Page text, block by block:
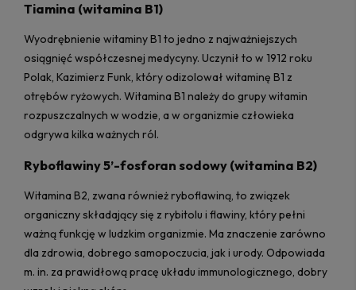
Tiamina (witamina B1)
Wyodrębnienie witaminy B1 to jedno z najważniejszych
osiągnięć współczesnej medycyny. Uczynił to w 1912 roku
Polak, Kazimierz Funk, który odizolował witaminę B1 z
otrębów ryżowych. Witamina B1 należy do grupy witamin
rozpuszczalnych w wodzie, a w organizmie człowieka
odgrywa kilka ważnych ról.
Ryboflawiny 5’-fosforan sodowy (witamina B2)
Witamina B2, zwana również ryboflawiną, to związek
organiczny składający się z rybitolu i flawiny, który pełni
ważną funkcję w ludzkim organizmie. Ma znaczenie zarówno
dla zdrowia, dobrego samopoczucia, jak i urody. Odpowiada
m. in. za prawidłową pracę układu immunologicznego, dobry